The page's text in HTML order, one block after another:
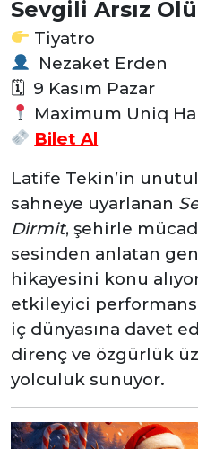
Sevgili Arsız
Tiyatro
Nezaket Erden
🗓 9 Kasım Pazar
Maximum Uniq
Bilet Al
Latife Tekin’in
sahneye uyarlanan
Dirmit, şehirle
sesinden anlatan
hikayesini konu
etkileyici
iç dünyasına davet
direnç ve özgürlük
yolculuk sunuyor.